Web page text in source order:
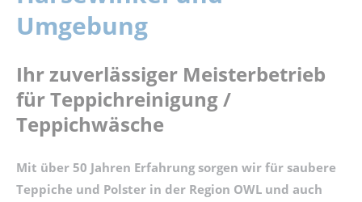
Umgebung
Ihr zuverlässiger Meisterbetrieb
für Teppichreinigung /
Teppichwäsche
Mit über 50 Jahren Erfahrung sorgen wir für saubere
Teppiche und Polster in der Region OWL und auch